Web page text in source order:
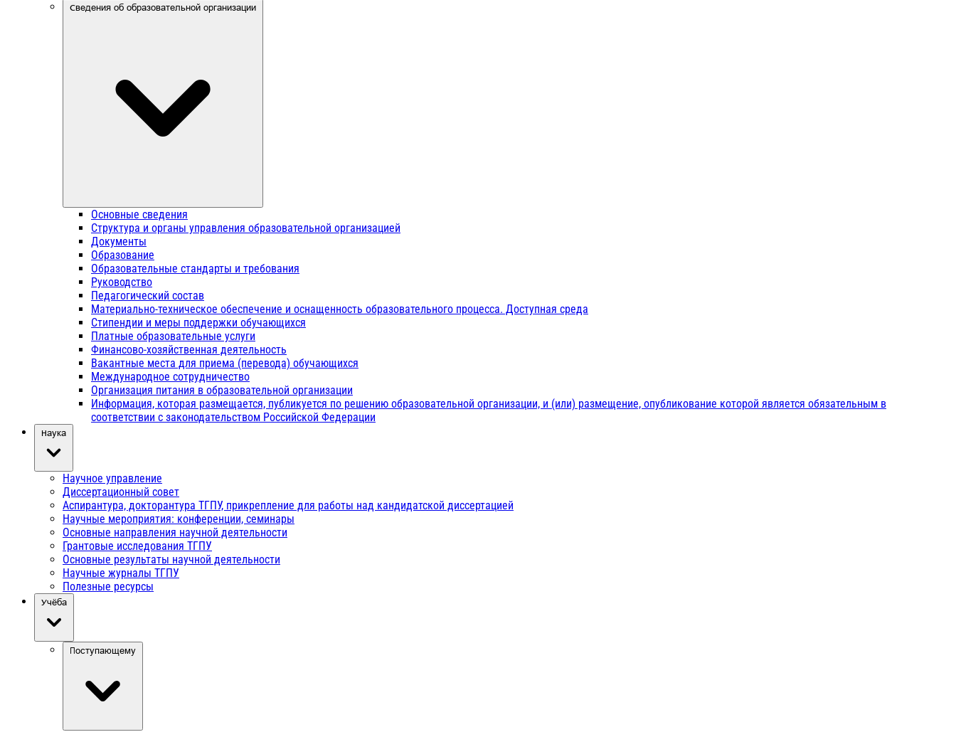
Сведения об образовательной организации
Основные сведения
Структура и органы управления образовательной организацией
Документы
Образование
Образовательные стандарты и требования
Руководство
Педагогический состав
Материально-техническое обеспечение и оснащенность образовательного процесса. Доступная среда
Стипендии и меры поддержки обучающихся
Платные образовательные услуги
Финансово-хозяйственная деятельность
Вакантные места для приема (перевода) обучающихся
Международное сотрудничество
Организация питания в образовательной организации
Информация, которая размещается, публикуется по решению образовательной организации, и (или) размещение, опубликование которой является обязательным в
соответствии с законодательством Российской Федерации
Наука
Научное управление
Диссертационный совет
Аспирантура, докторантура ТГПУ, прикрепление для работы над кандидатской диссертацией
Научные мероприятия: конференции, семинары
Основные направления научной деятельности
Грантовые исследования ТГПУ
Основные результаты научной деятельности
Научные журналы ТГПУ
Полезные ресурсы
Учёба
Поступающему